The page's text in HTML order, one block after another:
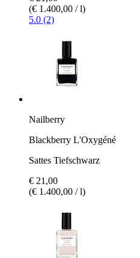
(€ 1.400,00 / l)
5.0 (2)
Nailberry
Blackberry L'Oxygéné
Sattes Tiefschwarz
€ 21,00
(€ 1.400,00 / l)